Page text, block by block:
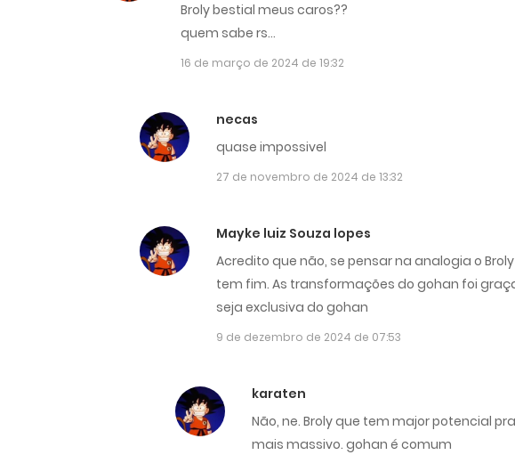
Broly bestial meus caros??
quem sabe rs…
16 de março de 2024 de 19:32
necas
quase impossivel
27 de novembro de 2024 de 13:32
Mayke luiz Souza lopes
Acredito que não, se pensar na analogia o
tem fim. As transformações do gohan foi
seja exclusiva do gohan
9 de dezembro de 2024 de 07:53
karaten
Não, ne. Broly que tem major potencial
mais massivo. gohan é comum